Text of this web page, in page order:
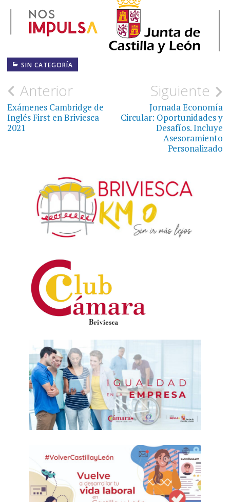
SIN CATEGORÍA
Navegación
de
entradas
Anterior
Exámenes Cambridge de
Inglés First en Briviesca
2021
Siguiente
Jornada Economía
Circular: Oportunidades y
Desafíos. Incluye
Asesoramiento
Personalizado